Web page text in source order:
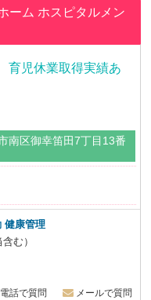
ーム ホスピタルメン
児休業取得実績あ
南区御幸笛田7丁目13番
健康管理
む）
電話で質問 メールで質問